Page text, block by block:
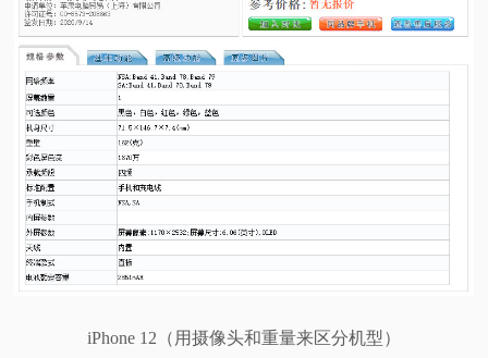
iPhone 12（用摄像头和重量来区分机型）